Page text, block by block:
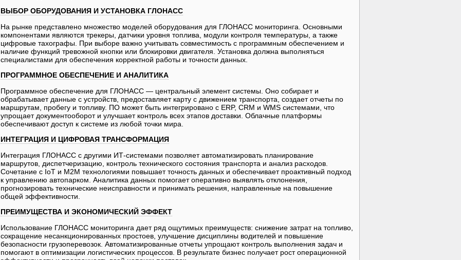
ВЫБОР ОБОРУДОВАНИЯ И УСТАНОВКА ГЛОНАСС
На рынке представлено множество моделей оборудования для ГЛОНАСС мониторинга. Основными
компонентами являются трекеры, датчики уровня топлива, модули контроля температуры, а также
цифровые тахографы. При выборе важно учитывать совместимость с программным обеспечением и
наличие функций тревожной кнопки или блокировки двигателя. Установка должна выполняться
специалистами для обеспечения корректной работы и точности данных.
ПРОГРАММНОЕ ОБЕСПЕЧЕНИЕ И АНАЛИТИКА
Программное обеспечение для ГЛОНАСС — центральный элемент системы. Оно собирает и
обрабатывает данные с устройств, предоставляет карту с движением транспорта, создает отчеты по
маршрутам, пробегу и топливу. ПО может быть интегрировано с ERP, CRM и WMS системами, что
упрощает документооборот и улучшает контроль всех этапов доставки. Облачные платформы
обеспечивают доступ к системе из любой точки мира.
ИНТЕГРАЦИЯ И ЦИФРОВАЯ ТРАНСФОРМАЦИЯ
Интеграция ГЛОНАСС с другими ИТ-системами позволяет автоматизировать планирование
маршрутов, диспетчеризацию, контроль технического состояния транспорта и анализ расходов.
Сочетание с IoT и M2M технологиями повышает точность данных и обеспечивает проактивный подход
к управлению автопарком. Аналитика данных помогает оперативно выявлять отклонения,
прогнозировать технические неисправности и принимать решения, направленные на повышение
общей эффективности.
ПРЕИМУЩЕСТВА И ЭКОНОМИЧЕСКИЙ ЭФФЕКТ
Использование ГЛОНАСС мониторинга дает ряд ощутимых преимуществ: снижение затрат на топливо,
сокращение несанкционированных простоев, улучшение дисциплины водителей и повышение
безопасности грузоперевозок. Автоматизированные отчеты упрощают контроль выполнения задач и
помогают в оптимизации логистических процессов. В результате бизнес получает рост операционной